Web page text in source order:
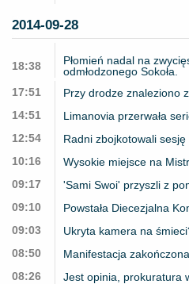
2014-09-28
18:38
Płomień nadal na
odmłodzonego Sokoła.
17:51
Przy drodze znaleziono
14:51
Limanovia przerwała
12:54
Radni zbojkotowali sesję
10:16
Wysokie miejsce na
09:17
'Sami Swoi' przyszli z
09:10
Powstała Diecezjalna
09:03
Ukryta kamera na
08:50
Manifestacja
08:26
Jest opinia, prokuratura